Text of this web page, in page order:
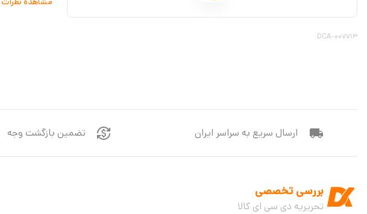
DCA-007713
ارسال سریع به سراسر ایران تضمین بازگشت وجه
بررسی تخصصی
تحریریه دی سی ای کالا